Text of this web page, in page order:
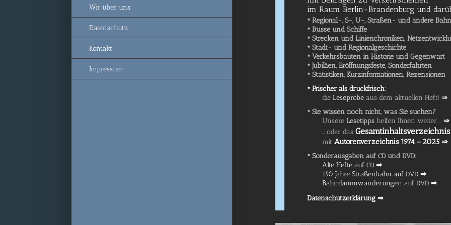
Wir über uns
Datenschutz
Kontakt
Impressum
im Raum Berlin-Brandenburg und
• Regio­nal-, S-, U-, Stra­­ßen- und ande­re
• Bus­se und Schiffe
• Stre­cken und Lini­en­chro­ni­ken,
• Stadt- und Regionalgeschichte
• Ver­kehrs­bau­ten in His­to­rie und Gegenwart
• Jubi­lä­en, Eröff­nungs­fes­te, Sonderfahrten
• Sta­tis­ti­ken, Kurz­in­for­ma­tio­nen, Rezensionen
• Fri­scher als druck­frisch:
die Lese­pro­be aus dem aktu­el­len Heft! ⇒
• Sie wis­sen noch nicht, was Sie suchen?
Unse­re Lese­tipps hel­fen Ihnen wei­ter … ⇒
… oder das Gesamt­in­halts­ver­zeich­nis
mit Autoren­ver­zeich­nis 1974 – 2025 ⇒
• Son­der­aus­ga­ben auf CD und DVD:
Alte Hef­te auf CD ⇒
150 Jah­re Stra­ßen­bahn auf DVD ⇒
Bahn­damm­wan­de­run­gen auf DVD ⇒
Daten­schutz­er­klä­rung ⇒